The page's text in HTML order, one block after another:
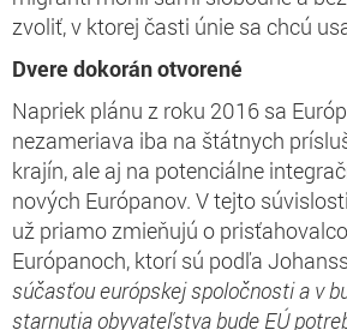
zvoliť, v ktorej časti únie sa chcú
Dvere dokorán otvorené
Napriek plánu z roku 2016 sa
nezameriava iba na štátnych
krajín, ale aj na potenciálne
nových Európanov. V tejto
už priamo zmieňujú o
Európanoch, ktorí sú podľa
súčasťou európskej spoločnosti a v
starnutia obyvateľstva bude EÚ